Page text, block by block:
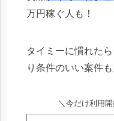
万円稼ぐ人も！
タイミーに慣れた
り条件のいい案件
＼今だけ利用